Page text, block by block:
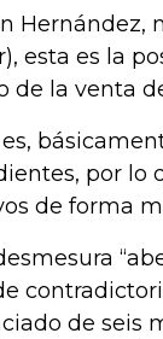
Hernández,
esta es la
de la venta
por lo
de forma
de seis